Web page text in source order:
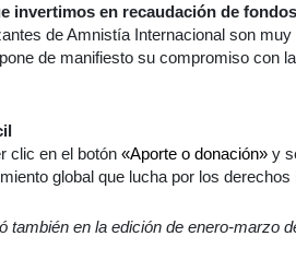
invertimos en recaudación de
de Amnistía Internacional son
de manifiesto su compromiso con
clic en el botón «Aporte o donación» y
global que lucha por los
también en la edición de enero-marzo